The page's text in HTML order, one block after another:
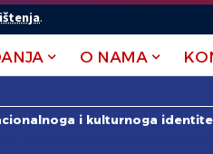
.
O NAMA
i kulturnoga